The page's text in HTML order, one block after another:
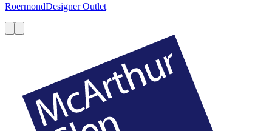
RoermondDesigner Outlet